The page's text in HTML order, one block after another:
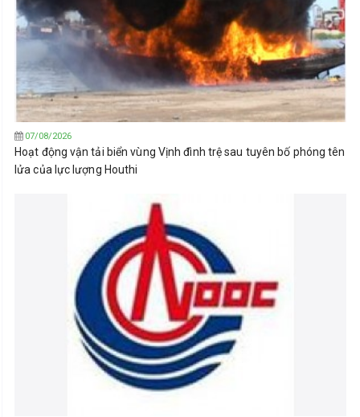
07/08/2026
Hoạt động vận tải biển vùng Vịnh đình trệ sau tuyên bố phóng tên
lửa của lực lượng Houthi